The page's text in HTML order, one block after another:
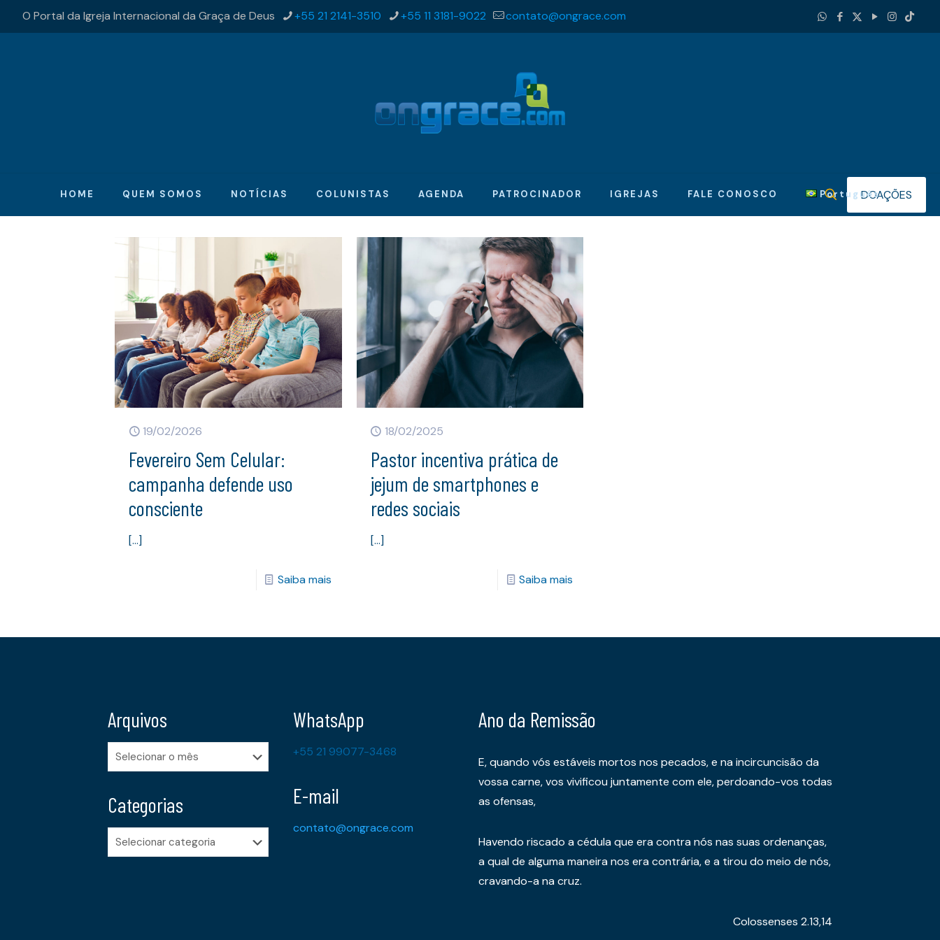
O Portal da Igreja Internacional da Graça de Deus +55 21 2141-3510 +55 11 3181-9022 contato@ongrace.com
HOME QUEM SOMOS NOTÍCIAS COLUNISTAS AGENDA PATROCINADOR IGREJAS FALE CONOSCO PortuguêsDOAÇÕES
19/02/2026
Fevereiro Sem Celular:
campanha defende uso
consciente
[…]
Saiba mais
18/02/2025
Pastor incentiva prática de
jejum de smartphones e
redes sociais
[…]
Saiba mais
Arquivos
Arquivos
Categorias
Categorias
WhatsApp
+55 21 99077-3468
E-mail
contato@ongrace.com
Ano da Remissão
E, quando vós estáveis mortos nos pecados, e na incircuncisão da
vossa carne, vos vivificou juntamente com ele, perdoando-vos todas
as ofensas,
Havendo riscado a cédula que era contra nós nas suas ordenanças,
a qual de alguma maneira nos era contrária, e a tirou do meio de nós,
cravando-a na cruz.
Colossenses 2.13,14